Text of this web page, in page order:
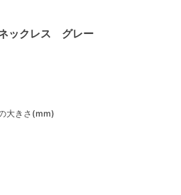
ックレス グレー
大きさ(mm)